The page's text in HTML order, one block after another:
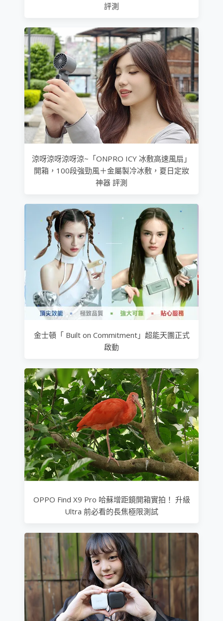
評測
涼呀涼呀涼呀涼~「ONPRO ICY 冰敷高速風扇」
開箱，100段強勁風＋金屬製冷冰敷，夏日定妝
神器 評測
金士頓「 Built on Commitment」超能天團正式
啟動
OPPO Find X9 Pro 哈蘇增距鏡開箱實拍！ 升級
Ultra 前必看的長焦極限測試